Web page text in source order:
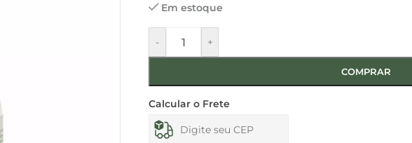
Em estoque
- +
COMPRAR
Calcular o Frete